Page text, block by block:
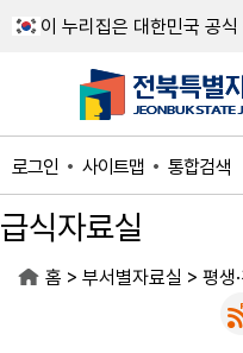
이 누리집은 대한민국 공
로그인 사이트맵 통합검색
급식자료실
홈 > 부서별자료실 > 평생